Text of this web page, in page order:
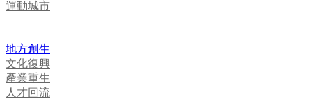
運動城市
地方創生
文化復興
產業重生
人才回流